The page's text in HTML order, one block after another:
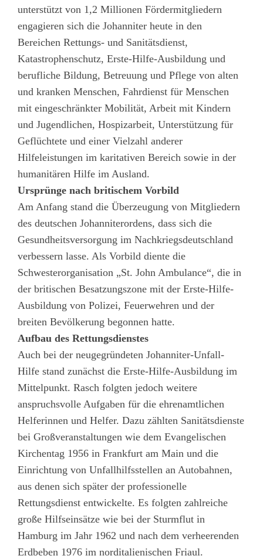
unterstützt von 1,2 Millionen Fördermitgliedern
engagieren sich die Johanniter heute in den
Bereichen Rettungs- und Sanitätsdienst,
Katastrophenschutz, Erste-Hilfe-Ausbildung und
berufliche Bildung, Betreuung und Pflege von alten
und kranken Menschen, Fahrdienst für Menschen
mit eingeschränkter Mobilität, Arbeit mit Kindern
und Jugendlichen, Hospizarbeit, Unterstützung für
Geflüchtete und einer Vielzahl anderer
Hilfeleistungen im karitativen Bereich sowie in der
humanitären Hilfe im Ausland.
Ursprünge nach britischem Vorbild
Am Anfang stand die Überzeugung von Mitgliedern
des deutschen Johanniterordens, dass sich die
Gesundheitsversorgung im Nachkriegsdeutschland
verbessern lasse. Als Vorbild diente die
Schwesterorganisation „St. John Ambulance“, die in
der britischen Besatzungszone mit der Erste-Hilfe-
Ausbildung von Polizei, Feuerwehren und der
breiten Bevölkerung begonnen hatte.
Aufbau des Rettungsdienstes
Auch bei der neugegründeten Johanniter-Unfall-
Hilfe stand zunächst die Erste-Hilfe-Ausbildung im
Mittelpunkt. Rasch folgten jedoch weitere
anspruchsvolle Aufgaben für die ehrenamtlichen
Helferinnen und Helfer. Dazu zählten Sanitätsdienste
bei Großveranstaltungen wie dem Evangelischen
Kirchentag 1956 in Frankfurt am Main und die
Einrichtung von Unfallhilfsstellen an Autobahnen,
aus denen sich später der professionelle
Rettungsdienst entwickelte. Es folgten zahlreiche
große Hilfseinsätze wie bei der Sturmflut in
Hamburg im Jahr 1962 und nach dem verheerenden
Erdbeben 1976 im norditalienischen Friaul.